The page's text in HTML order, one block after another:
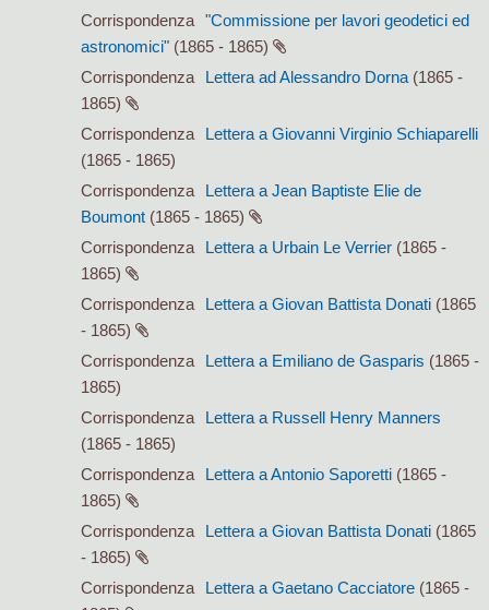
Corrispondenza
"Commissione per lavori geodetici ed
astronomici" (1865 - 1865)
Corrispondenza
Lettera ad Alessandro Dorna (1865 -
1865)
Corrispondenza
Lettera a Giovanni Virginio Schiaparelli
(1865 - 1865)
Corrispondenza
Lettera a Jean Baptiste Elie de
Boumont (1865 - 1865)
Corrispondenza
Lettera a Urbain Le Verrier (1865 -
1865)
Corrispondenza
Lettera a Giovan Battista Donati (1865
- 1865)
Corrispondenza
Lettera a Emiliano de Gasparis (1865 -
1865)
Corrispondenza
Lettera a Russell Henry Manners
(1865 - 1865)
Corrispondenza
Lettera a Antonio Saporetti (1865 -
1865)
Corrispondenza
Lettera a Giovan Battista Donati (1865
- 1865)
Corrispondenza
Lettera a Gaetano Cacciatore (1865 -